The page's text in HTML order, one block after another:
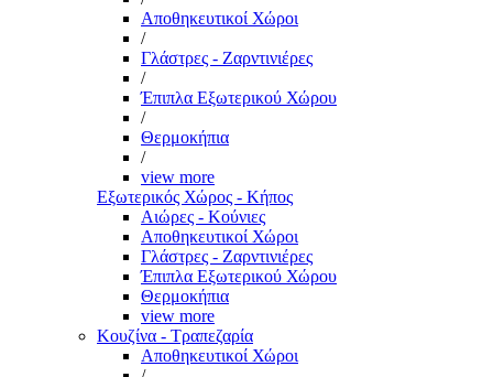
Αποθηκευτικοί Χώροι
/
Γλάστρες - Ζαρντινιέρες
/
Έπιπλα Εξωτερικού Χώρου
/
Θερμοκήπια
/
view more
Εξωτερικός Χώρος - Κήπος
Αιώρες - Κούνιες
Αποθηκευτικοί Χώροι
Γλάστρες - Ζαρντινιέρες
Έπιπλα Εξωτερικού Χώρου
Θερμοκήπια
view more
Κουζίνα - Τραπεζαρία
Αποθηκευτικοί Χώροι